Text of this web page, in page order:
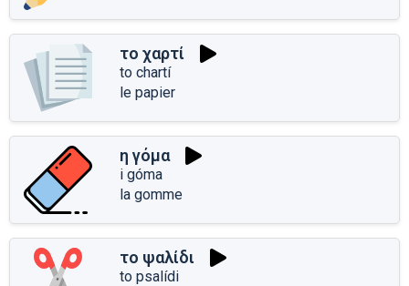
το χαρτί
to chartí
le papier
η γόμα
i góma
la gomme
το ψαλίδι
to psalídi